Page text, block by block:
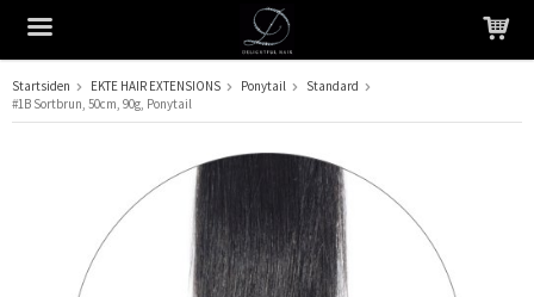
Produktet har blitt lagt til i handlekurven din
Startsiden EKTE HAIR EXTENSIONS Ponytail
Standard
#1B Sortbrun, 50cm, 90g, Ponytail